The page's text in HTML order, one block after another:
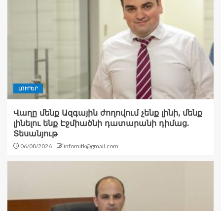
ԼՈՒՐԵՐ
Վաղը մենք Ազգային ժողովում չենք լինի, մենք
լինելու ենք Էջմիածնի դատարանի դիմաց.
Տեսանյութ
06/08/2026 infomitk@gmail.com